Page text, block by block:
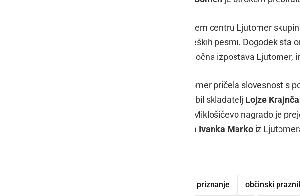
Ob 18. urio so v Mladinskem kulturnem centru Ljutomer
predstavili pesmarice in albuma prleških pesmi. Dogodek sta
Slovenije za kulture dejavnosti, območna izpostava Ljutomer,
Ob 20. uri se je v Domu kulture Ljutomer pričela slovesnost s
za leto 2023. Slavnostni govornik je bil skladatelj Lojze
. Miklošičevo nagrado je
, priznanja pa Ivanka Marko iz
Miklošičevo priznanje občinski